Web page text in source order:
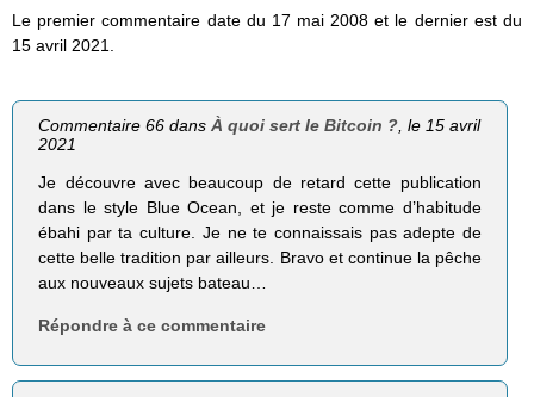
Le premier commentaire date du 17 mai 2008 et le dernier est du
15 avril 2021.
Commentaire 66 dansÀ quoi sert le Bitcoin ?, le 15 avril
2021
Je découvre avec beaucoup de retard cette publication
dans le style Blue Ocean, et je reste comme d’habitude
ébahi par ta culture. Je ne te connaissais pas adepte de
cette belle tradition par ailleurs. Bravo et continue la pêche
aux nouveaux sujets bateau…
Répondre à ce commentaire